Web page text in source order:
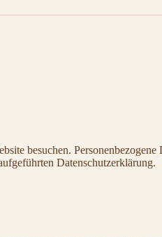
besuchen.
Datenschutzerklärung.